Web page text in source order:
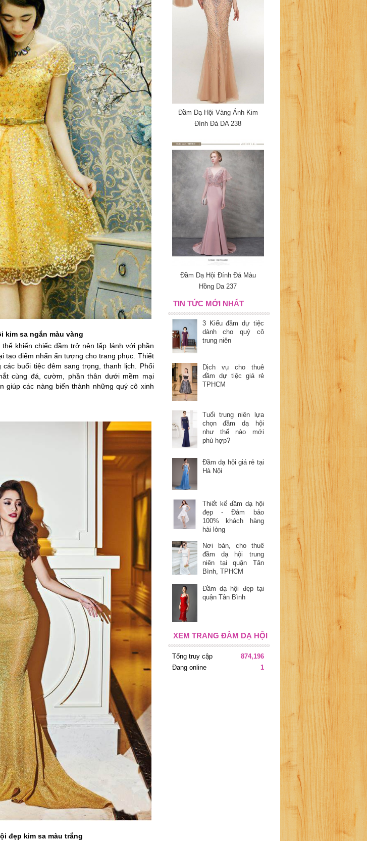
kim sa ngắn màu vàng
khiến chiếc đầm trở nên lấp lánh với phần
tạo điểm nhấn ấn tượng cho trang phục. Thiết
buổi tiệc đêm sang trọng, thanh lịch. Phối
cùng đá, cườm, phần thân dưới mềm mại
giúp các nàng biến thành những quý cô xinh
đẹp kim sa màu trắng
Đầm Dạ Hội Vàng Ánh Kim
Đính Đá DA 238
Đầm Dạ Hội Đính Đá Màu
Hồng Da 237
TIN TỨC MỚI NHẤT
3 Kiểu đầm dự tiệc
dành cho quý cô
trung niên
Dịch vụ cho thuê
đầm dự tiệc giá rẻ
TPHCM
Tuổi trung niên lựa
chọn đầm dạ hội
như thế nào mới
phù hợp?
Đầm dạ hội giá rẻ tại
Hà Nội
Thiết kế đầm dạ hội
đẹp - Đảm bảo
100% khách hàng
hài lòng
Nơi bán, cho thuê
đầm dạ hội trung
niên tại quận Tân
Bình, TPHCM
Đầm dạ hội đẹp tại
quận Tân Bình
XEM TRANG ĐẦM DẠ HỘI
Tổng truy cập
874,196
Đang online
1